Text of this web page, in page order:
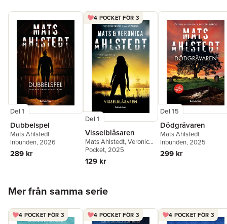
men lyfter sig genom sitt fokus på karaktärernas personliga
utveckling.
– Anna Thurfjell, BTJ.
Del 1
Dubbelspel
Mats Ahlstedt
Inbunden, 2026
289 kr
4 POCKET FÖR 3
Del 1
Visselblåsaren
Mats Ahlstedt,Veronica
Ahlstedt McCleave
Pocket, 2025
129 kr
Del 15
Dödgrävaren
Mats Ahlstedt
Inbunden, 2025
299 kr
Mer från samma serie
4 POCKET FÖR 3 4 POCKET FÖR 3 4 POCKET FÖR 3